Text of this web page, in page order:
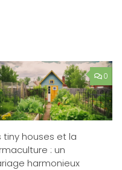
0
tiny houses et la
: un
harmonieux